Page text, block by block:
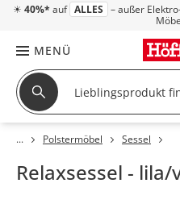
☀ 40%* auf ALLES – außer
MENÜ
Polstermöbel Sessel
Relaxsessel -